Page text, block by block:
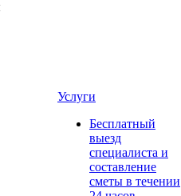
Услуги
Бесплатный
выезд
специалиста и
составление
сметы в течении